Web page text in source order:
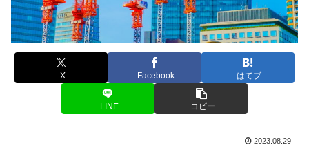
X Facebook はてブ
LINE コピー
2023.08.29